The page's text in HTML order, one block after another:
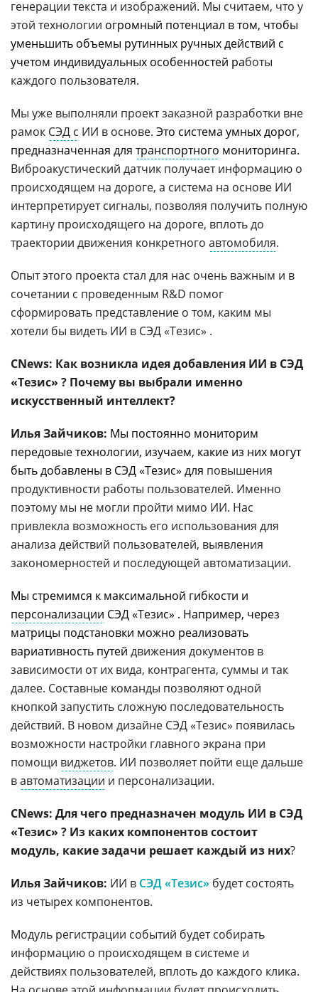
генерации текста и изображений. Мы считаем, что у
этой технологии огромный потенциал в том, чтобы
уменьшить объемы рутинных ручных действий с
учетом индивидуальных особенностей работы
каждого пользователя.
Мы уже выполняли проект заказной разработки вне
рамок СЭД с ИИ в основе. Это система умных дорог,
предназначенная для транспортного мониторинга.
Виброакустический датчик получает информацию о
происходящем на дороге, а система на основе ИИ
интерпретирует сигналы, позволяя получить полную
картину происходящего на дороге, вплоть до
траектории движения конкретного автомобиля.
Опыт этого проекта стал для нас очень важным и в
сочетании с проведенным R&D помог
сформировать представление о том, каким мы
хотели бы видеть ИИ в СЭД «Тезис» .
CNews: Как возникла идея добавления ИИ в СЭД
«Тезис» ? Почему вы выбрали именно
искусственный интеллект?
Илья Зайчиков: Мы постоянно мониторим
передовые технологии, изучаем, какие из них могут
быть добавлены в СЭД «Тезис» для повышения
продуктивности работы пользователей. Именно
поэтому мы не могли пройти мимо ИИ. Нас
привлекла возможность его использования для
анализа действий пользователей, выявления
закономерностей и последующей автоматизации.
Мы стремимся к максимальной гибкости и
персонализации СЭД «Тезис» . Например, через
матрицы подстановки можно реализовать
вариативность путей движения документов в
зависимости от их вида, контрагента, суммы и так
далее. Составные команды позволяют одной
кнопкой запустить сложную последовательность
действий. В новом дизайне СЭД «Тезис» появилась
возможности настройки главного экрана при
помощи виджетов. ИИ позволяет пойти еще дальше
вавтоматизации и персонализации.
CNews: Для чего предназначен модуль ИИ в СЭД
«Тезис» ? Из каких компонентов состоит
модуль, какие задачи решает каждый из них?
Илья Зайчиков: ИИ в СЭД «Тезис» будет состоять
из четырех компонентов.
Модуль регистрации событий будет собирать
информацию о происходящем в системе и
действиях пользователей, вплоть до каждого клика.